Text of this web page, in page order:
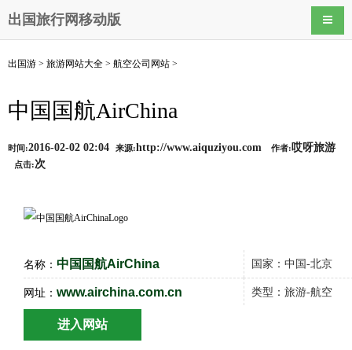
出国旅行网移动版 导航
出国游 > 旅游网站大全 > 航空公司网站 >
中国国航AirChina
时间:2016-02-02 02:04 来源:http://www.aiquziyou.com 作者:哎呀旅游
点击:次
名称： 中国国航AirChina 国家：中国-北京
网址： www.airchina.com.cn 类型：旅游-航空
进入网站